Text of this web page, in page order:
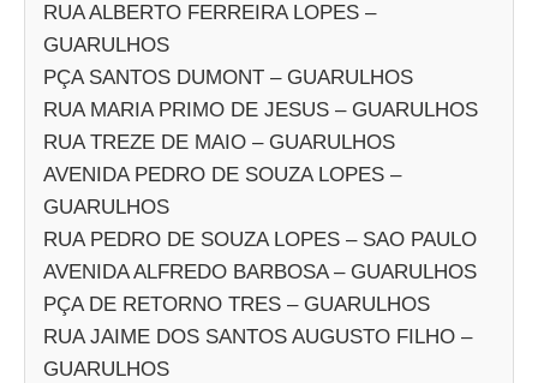
RUA ALBERTO FERREIRA LOPES –
GUARULHOS
PÇA SANTOS DUMONT – GUARULHOS
RUA MARIA PRIMO DE JESUS – GUARULHOS
RUA TREZE DE MAIO – GUARULHOS
AVENIDA PEDRO DE SOUZA LOPES –
GUARULHOS
RUA PEDRO DE SOUZA LOPES – SAO PAULO
AVENIDA ALFREDO BARBOSA – GUARULHOS
PÇA DE RETORNO TRES – GUARULHOS
RUA JAIME DOS SANTOS AUGUSTO FILHO –
GUARULHOS